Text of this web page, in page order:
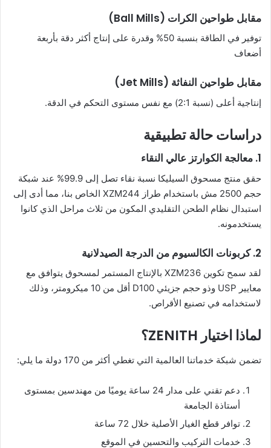
مقابل طواحين الكرات (Ball Mills)
توفير في الطاقة بنسبة 50% وقدرة على إنتاج أكثر دقة بأربعة
أضعاف
مقابل طواحين النفاثة (Jet Mills)
إنتاجية أعلى (نسبة 2:1) مع نفس مستوى التحكم في الدقة.
دراسات حالة تطبيقية
1. معالجة الكوارتز عالي النقاء
حقق منتج مسحوق السيليكا نسبة نقاء تصل إلى 99.9% عند شبكة
حجم 2500 مش باستخدام طراز XZM244 الخاص بنا، مما أدى إلى
استبدال نظام الطحن التقليدي المكون من ثلاث مراحل الذي كانوا
يستخدمونه.
2. كربونات الكالسيوم من الدرجة الصيدلانية
لقد سمح تكوين XZM236 بالإنتاج المستمر لمسحوق يتوافق مع
معايير USP وذو حجم جزيئي D100 أقل من 10 ميكرومتر، وذلك
لاستخدامه في تصنيع الأقراص.
لماذا اختيار ZENITH؟
تضمن شبكة خدماتنا العالمية التي تغطي أكثر من 170 دولة ما يلي:
دعم تقني على مدار 24 ساعة يوميًا من مهندسين بمستوى
أستاذة الجامعة
توافر قطع الغيار الأصلية خلال 72 ساعة
خدمات التركيب والتحسين في الموقع